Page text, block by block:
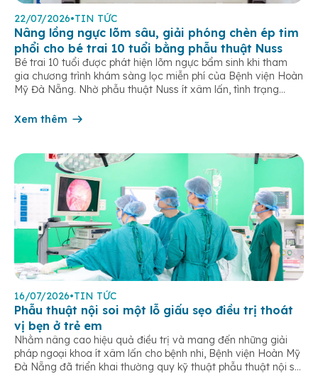
22/07/2026•TIN TỨC
Nâng lồng ngực lõm sâu, giải phóng chèn ép tim
phổi cho bé trai 10 tuổi bằng phẫu thuật Nuss
Bé trai 10 tuổi được phát hiện lõm ngực bẩm sinh khi tham
gia chương trình khám sàng lọc miễn phí của Bệnh viện Hoàn
Mỹ Đà Nẵng. Nhờ phẫu thuật Nuss ít xâm lấn, tình trạng
ngày điều trị. Lõm ngực […]
Xem thêm
16/07/2026•TIN TỨC
Phẫu thuật nội soi một lỗ giấu sẹo điều trị thoát
vị bẹn ở trẻ em
Nhằm nâng cao hiệu quả điều trị và mang đến những giải
pháp ngoại khoa ít xâm lấn cho bệnh nhi, Bệnh viện Hoàn Mỹ
Đà Nẵng đã triển khai thường quy kỹ thuật phẫu thuật nội soi